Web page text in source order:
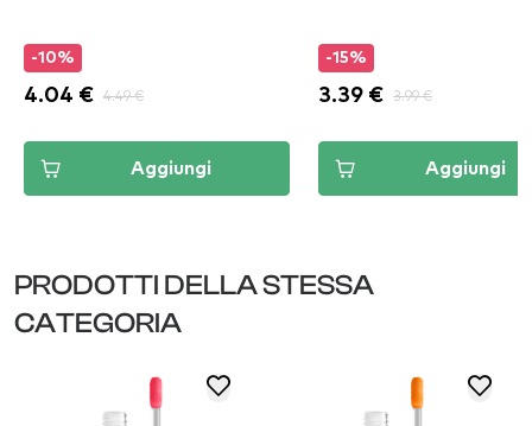
-10%
4.04 € 4.49 €
Aggiungi
-15%
3.39 € 3.99 €
Aggiungi
PRODOTTI DELLA STESSA
CATEGORIA